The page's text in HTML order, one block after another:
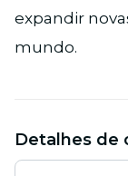
expandir
mundo.
Detalhes de